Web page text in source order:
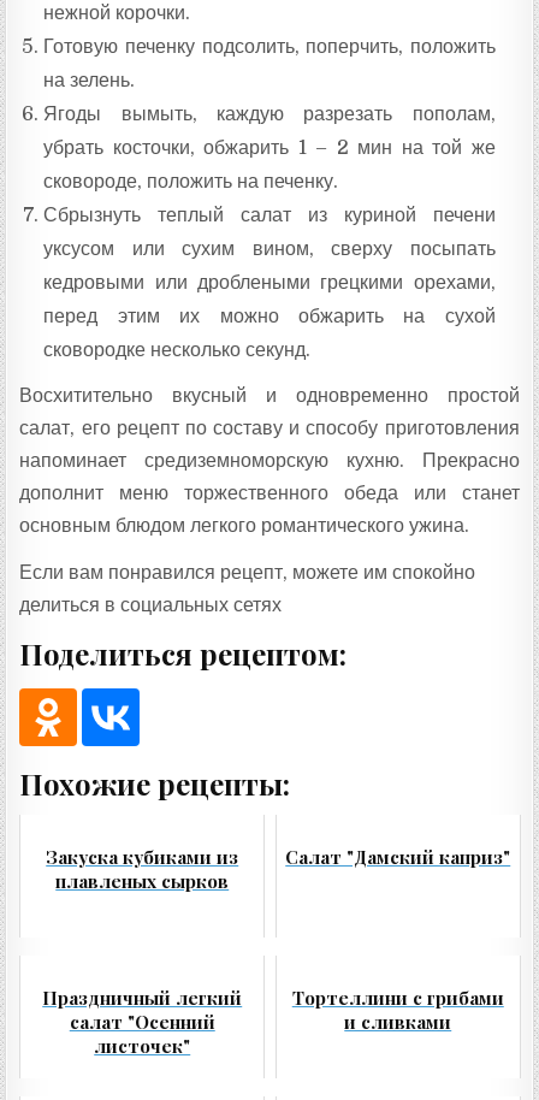
нежной корочки.
Готовую печенку подсолить, поперчить, положить
на зелень.
Ягоды вымыть, каждую разрезать пополам,
убрать косточки, обжарить 1 – 2 мин на той же
сковороде, положить на печенку.
Сбрызнуть теплый салат из куриной печени
уксусом или сухим вином, сверху посыпать
кедровыми или дроблеными грецкими орехами,
перед этим их можно обжарить на сухой
сковородке несколько секунд.
Восхитительно вкусный и одновременно простой
салат, его рецепт по составу и способу приготовления
напоминает средиземноморскую кухню. Прекрасно
дополнит меню торжественного обеда или станет
основным блюдом легкого романтического ужина.
Если вам понравился рецепт, можете им спокойно
делиться в социальных сетях
Поделиться рецептом:
Похожие рецепты:
Закуска кубиками из
плавленых сырков
Салат "Дамский каприз"
Праздничный легкий
салат "Осенний
листочек"
Тортеллини с грибами
и сливками